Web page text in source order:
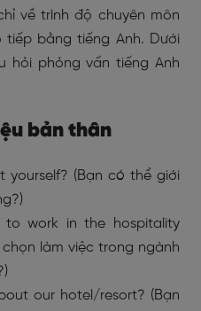
về trình độ chuyên môn
bằng tiếng Anh. Dưới
hỏi phỏng vấn tiếng Anh
bản thân
yourself? (Bạn có thể giới
to work in the hospitality
làm việc trong ngành
our hotel/resort? (Bạn